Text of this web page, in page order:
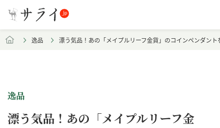
逸品 漂う気品！あの「メイプルリーフ金貨」のコインペンダン
逸品
漂う気品！あの「メイプルリーフ金